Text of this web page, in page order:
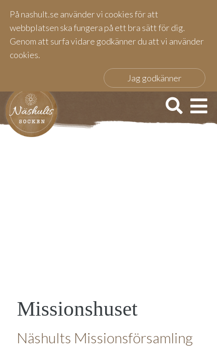
På nashult.se använder vi cookies för att
webbplatsen ska fungera på ett bra sätt för dig.
Genom att surfa vidare godkänner du att vi använder
cookies.
Jag godkänner
Missionshuset
Näshults Missionsförsamling